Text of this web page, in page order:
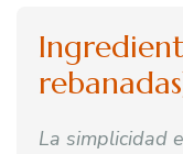
La simplicidad